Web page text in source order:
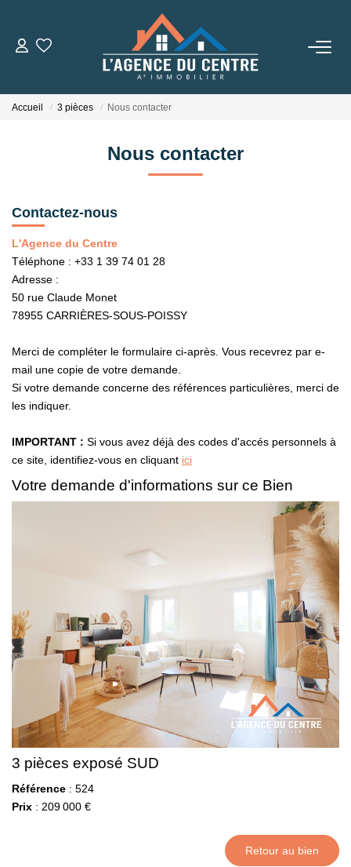
VENTES
CONSEILS
Qui Sommes Nous
Nos Partenaires
Accueil 3 pièces Nous contacter
Nous contacter
Contactez-nous
L'Agence du Centre
Téléphone : +33 1 39 74 01 28
Adresse :
50 rue Claude Monet
78955 CARRIÈRES-SOUS-POISSY
Merci de compléter le formulaire ci-après. Vous recevrez par e-
mail une copie de votre demande.
Si votre demande concerne des références particulières, merci de
les indiquer.
IMPORTANT : Si vous avez déjà des codes d'accés personnels à
ce site, identifiez-vous en cliquant ici
Votre demande d'informations sur ce Bien
3 pièces exposé SUD
Référence : 524
Prix : 209 000 €
Retour au bien